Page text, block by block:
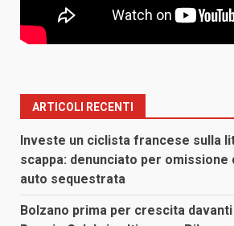
ARTICOLI RECENTI
Investe un ciclista francese sulla
scappa: denunciato per omissione
auto sequestrata
Bolzano prima per crescita davanti